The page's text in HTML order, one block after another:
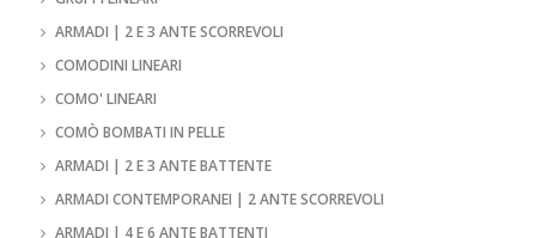
ARMADI | 2 E 3 ANTE SCORREVOLI
COMODINI LINEARI
COMO' LINEARI
COMÒ BOMBATI IN PELLE
ARMADI | 2 E 3 ANTE BATTENTE
ARMADI CONTEMPORANEI | 2 ANTE SCORREVOLI
ARMADI | 4 E 6 ANTE BATTENTI